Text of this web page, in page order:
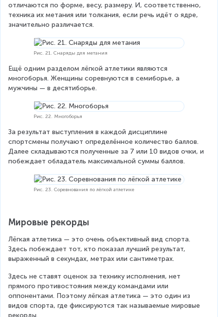
отличаются по форме, весу, размеру. И, соответственно,
техника их метания или толкания, если речь идёт о ядре,
значительно различается.
Рис. 21. Снаряды для метания
Ещё одним разделом лёгкой атлетики являются
многоборья. Женщины соревнуются в семиборье, а
мужчины — в десятиборье.
Рис. 22. Многоборья
За результат выступления в каждой дисциплине
спортсмены получают определённое количество баллов.
Далее складываются полученные за 7 или 10 видов очки, и
побеждает обладатель максимальной суммы баллов.
Рис. 23. Соревнования по лёгкой атлетике
Мировые рекорды
Лёгкая атлетика — это очень объективный вид спорта.
Здесь побеждает тот, кто показал лучший результат,
выраженный в секундах, метрах или сантиметрах.
Здесь не ставят оценок за технику исполнения, нет
прямого противостояния между командами или
оппонентами. Поэтому лёгкая атлетика — это один из
видов спорта, где фиксируются так называемые мировые
рекорды.